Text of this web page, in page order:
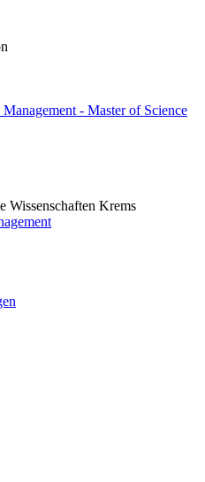
- Master of Science
Wissenschaften Krems